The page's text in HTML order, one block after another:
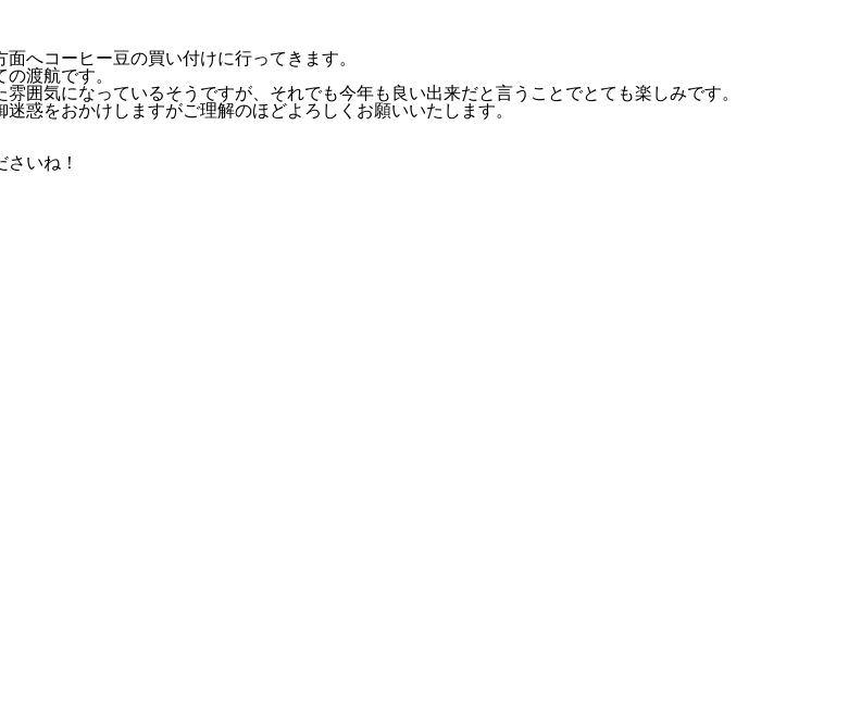
へコーヒー豆の買い付けに行ってきます。
渡航です。
囲気になっているそうですが、それでも今年も良い出来だと言うことでとても楽しみです。
惑をおかけしますがご理解のほどよろしくお願いいたします。
いね！